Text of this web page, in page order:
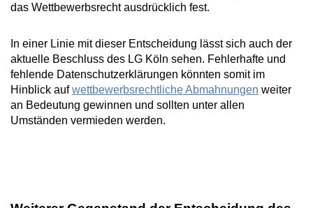
das Wettbewerbsrecht ausdrücklich fest.
In einer Linie mit dieser Entscheidung lässt sich auch der
aktuelle Beschluss des LG Köln sehen. Fehlerhafte und
fehlende Datenschutzerklärungen könnten somit im
Hinblick aufwettbewerbsrechtliche Abmahnungen weiter
an Bedeutung gewinnen und sollten unter allen
Umständen vermieden werden.